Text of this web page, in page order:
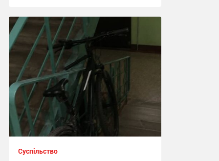
18:30 сьогодні
Суспільство